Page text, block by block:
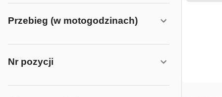
Przebieg (w motogodzinach)
Nr pozycji